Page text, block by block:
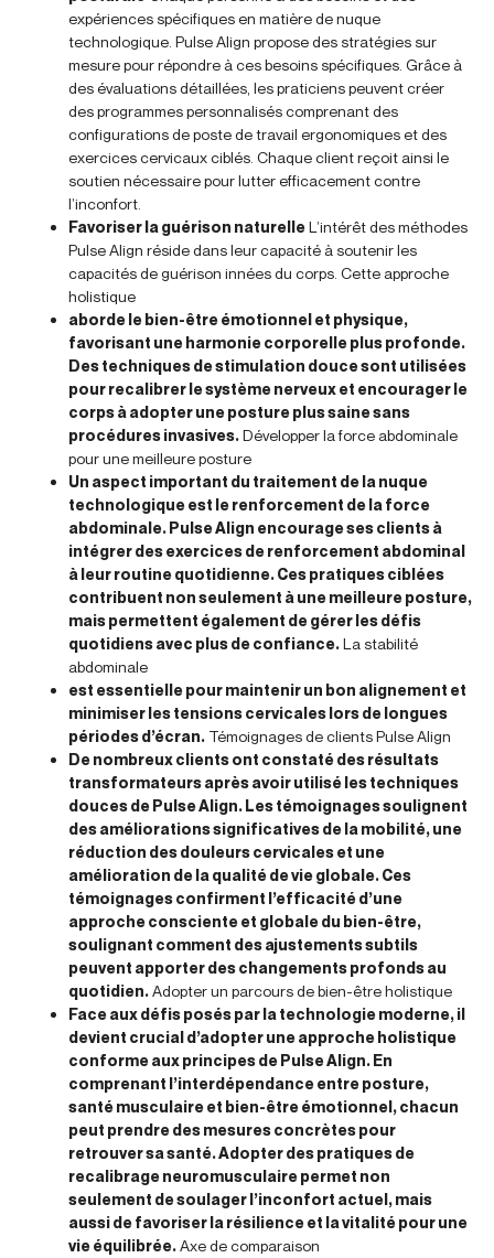
expériences spécifiques en matière de nuque
technologique. Pulse Align propose des stratégies sur
mesure pour répondre à ces besoins spécifiques. Grâce à
des évaluations détaillées, les praticiens peuvent créer
des programmes personnalisés comprenant des
configurations de poste de travail ergonomiques et des
exercices cervicaux ciblés. Chaque client reçoit ainsi le
soutien nécessaire pour lutter efficacement contre
l’inconfort.
Favoriser la guérison naturelleL’intérêt des méthodes
Pulse Align réside dans leur capacité à soutenir les
capacités de guérison innées du corps. Cette approche
holistique
aborde le bien-être émotionnel et physique,
favorisant une harmonie corporelle plus profonde.
Des techniques de stimulation douce sont utilisées
pour recalibrer le système nerveux et encourager le
corps à adopter une posture plus saine sans
procédures invasives.Développer la force abdominale
pour une meilleure posture
Un aspect important du traitement de la nuque
technologique est le renforcement de la force
abdominale. Pulse Align encourage ses clients à
intégrer des exercices de renforcement abdominal
à leur routine quotidienne. Ces pratiques ciblées
contribuent non seulement à une meilleure posture,
mais permettent également de gérer les défis
quotidiens avec plus de confiance.La stabilité
abdominale
est essentielle pour maintenir un bon alignement et
minimiser les tensions cervicales lors de longues
périodes d’écran. Témoignages de clients Pulse Align
De nombreux clients ont constaté des résultats
transformateurs après avoir utilisé les techniques
douces de Pulse Align. Les témoignages soulignent
des améliorations significatives de la mobilité, une
réduction des douleurs cervicales et une
amélioration de la qualité de vie globale. Ces
témoignages confirment l’efficacité d’une
approche consciente et globale du bien-être,
soulignant comment des ajustements subtils
peuvent apporter des changements profonds au
quotidien.Adopter un parcours de bien-être holistique
Face aux défis posés par la technologie moderne, il
devient crucial d’adopter une approche holistique
conforme aux principes de Pulse Align. En
comprenant l’interdépendance entre posture,
santé musculaire et bien-être émotionnel, chacun
peut prendre des mesures concrètes pour
retrouver sa santé. Adopter des pratiques de
recalibrage neuromusculaire permet non
seulement de soulager l’inconfort actuel, mais
aussi de favoriser la résilience et la vitalité pour une
vie équilibrée.Axe de comparaison